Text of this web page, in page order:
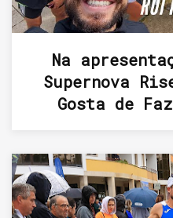
Na
Supernova
Gosta de